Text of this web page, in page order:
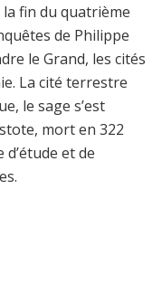
fin du quatrième
de Philippe
le Grand, les cités
La cité terrestre
le sage s’est
mort en 322
et de